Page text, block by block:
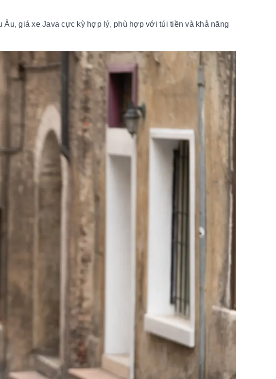
giá xe Java cực kỳ hợp lý, phù hợp với túi tiền và khả năng